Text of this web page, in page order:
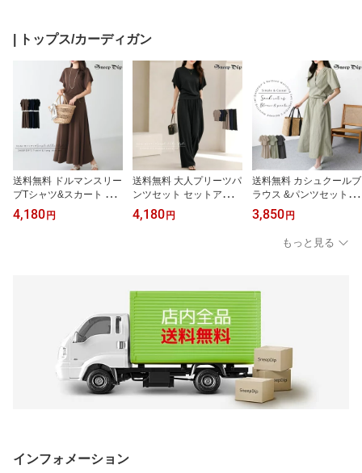
ペット用 かわいいアクセ
ねこ いぬ 結婚式 ブライ
ダル 写真撮影
プレゼント ギフト イヌ
ネコ マスク
グ アーム つけ腕 ムキム
| トップス/カーディガン
送料無料 ドルマンスリー
ブTシャツ&スカート セ
ットアップ 2点セット 上
下セット スカートセット
スリーブ 伸びる ラフ
4,180 円
送料無料 大人プリーツパ
ンツセット セットアップ
上下セット 2点セット T
シャツ カットソー ドル
ストゴム 快適 楽ちん カ
ジュアル ラフ こなれ 抜
け感 体型カバー ストレ
ッチ
4,180 円
送料無料 カシュクールブ
ラウス &パンツセット ワ
ンピ セット セットアッ
プ ツーピース 上下 2点セ
ット カシュクール ブラ
ウス パンツ クロップド
ム カジュアル ラフ こな
れ 抜け感 大人 パフ袖 ワ
ッシャー生地 涼し気 春
夏
3,850 円
もっと見る
インフォメーション